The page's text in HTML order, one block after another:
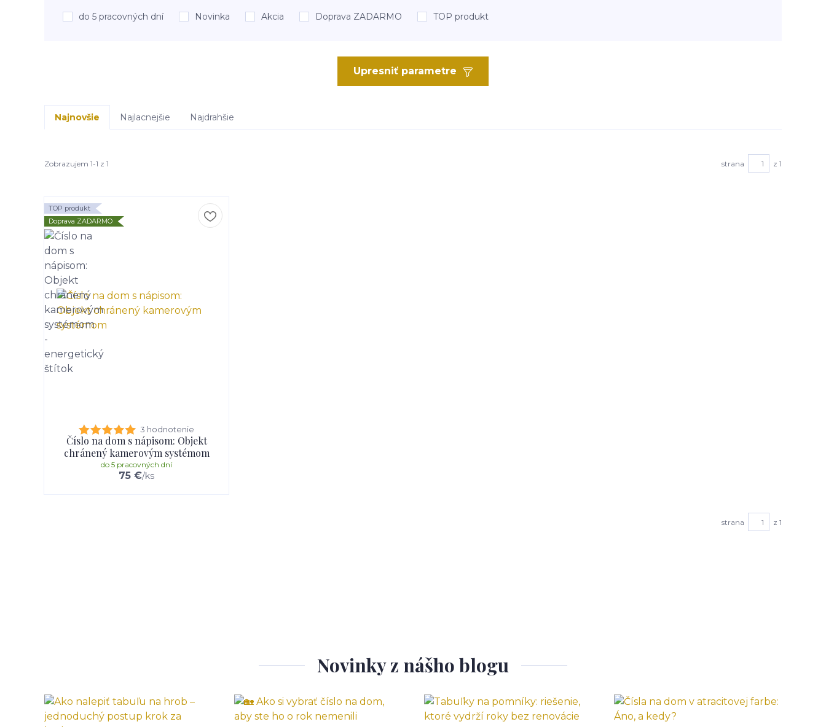
Upresniť parametre
do 5 pracovných dní Novinka Akcia Doprava ZADARMO TOP produkt
Najnovšie Najlacnejšie Najdrahšie
Zobrazujem 1-1 z 1 strana z 1
TOP produkt
Doprava ZADARMO
3 hodnotenie
Číslo na dom s nápisom: Objekt
chránený kamerovým systémom
75 €/ks
do 5 pracovných dní
strana z 1
Novinky z nášho blogu